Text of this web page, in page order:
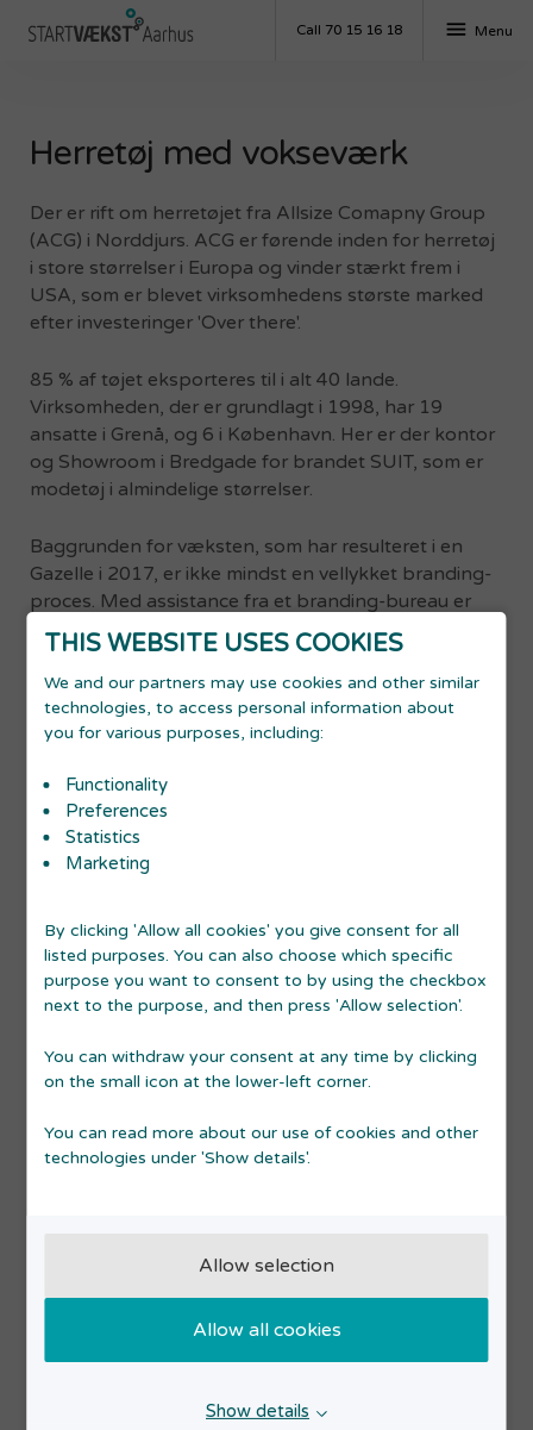
THIS WEBSITE USES COOKIES
We and our partners may use cookies and other similar
technologies, to access personal information about
you for various purposes, including:
Functionality
Preferences
Statistics
Marketing
By clicking 'Allow all cookies' you give consent for all
listed purposes. You can also choose which specific
purpose you want to consent to by using the checkbox
next to the purpose, and then press 'Allow selection'.
You can withdraw your consent at any time by clicking
on the small icon at the lower-left corner.
You can read more about our use of cookies and other
technologies under 'Show details'.
Allow selection
Allow all cookies
Show details
Call 70 15 16 18 menu Menu
Herretøj med vokseværk
Der er rift om herretøjet fra Allsize Comapny Group
(ACG) i Norddjurs. ACG er førende inden for herretøj
i store størrelser i Europa og vinder stærkt frem i
USA, som er blevet virksomhedens største marked
efter investeringer 'Over there'.
85 % af tøjet eksporteres til i alt 40 lande.
Virksomheden, der er grundlagt i 1998, har 19
ansatte i Grenå, og 6 i København. Her er der kontor
og Showroom i Bredgade for brandet SUIT, som er
modetøj i almindelige størrelser.
Baggrunden for væksten, som har resulteret i en
Gazelle i 2017, er ikke mindst en vellykket branding-
proces. Med assistance fra et branding-bureau er
DNA'et for hvert af de tre brands gravet frem.
Processen har varet et halvt år pr. brand og omfatter
også en ny hjemmeside og satsning på sociale
medier.
identitet for vores brands og danne grundlag for
den vækst, der er sket de seneste år. Eftersom
Væksthus Midtjylland har hjulpet med at finansiere
brandingbureauet, kunne vi gøre det lidt hurtigere,
direktør Ole Dam.
Processen betyder, at alle i koncernen ved præcis,
hvilken profil f.eks. SUIT-manden og Replikamanden
sammen med Væksthus Midtjylland, der har
bidraget til relanceringen af vores brands. Væksthus
Om et halvt års tid lancerer Allsize et nyt brand i